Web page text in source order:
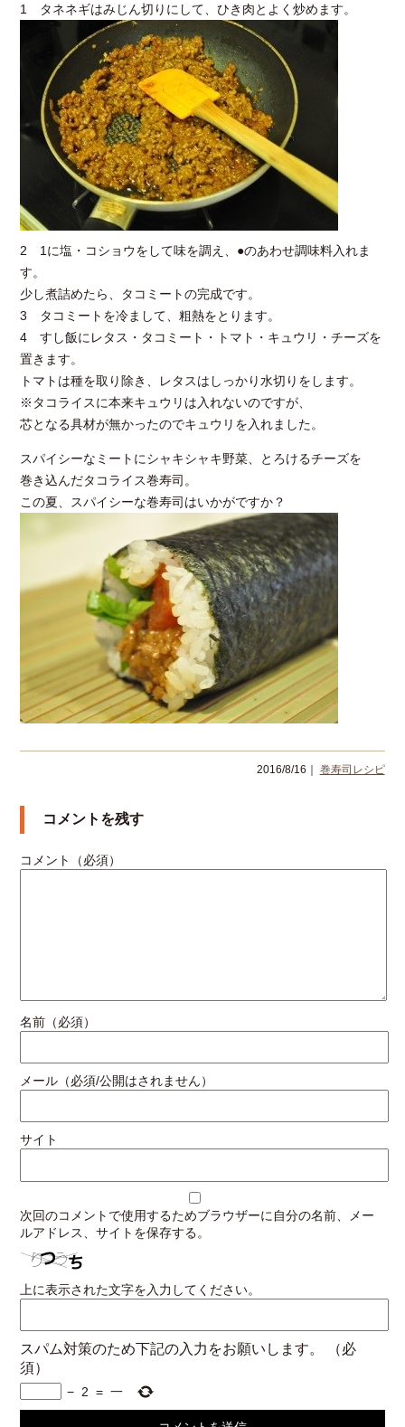
1 タネネギはみじん切りにして、ひき肉とよく炒めます。
2 1に塩・コショウをして味を調え、●のあわせ調味料入れま
す。
少し煮詰めたら、タコミートの完成です。
3 タコミートを冷まして、粗熱をとります。
4 すし飯にレタス・タコミート・トマト・キュウリ・チーズを
置きます。
トマトは種を取り除き、レタスはしっかり水切りをします。
※タコライスに本来キュウリは入れないのですが、
芯となる具材が無かったのでキュウリを入れました。
スパイシーなミートにシャキシャキ野菜、とろけるチーズを
巻き込んだタコライス巻寿司。
この夏、スパイシーな巻寿司はいかがですか？
2016/8/16｜ 巻寿司レシピ
コメントを残す
コメント（必須）
名前（必須）
メール（必須/公開はされません）
サイト
次回のコメントで使用するためブラウザーに自分の名前、メー
ルアドレス、サイトを保存する。
上に表示された文字を入力してください。
スパム対策のため下記の入力をお願いします。
（必
須）
− 2 = 一